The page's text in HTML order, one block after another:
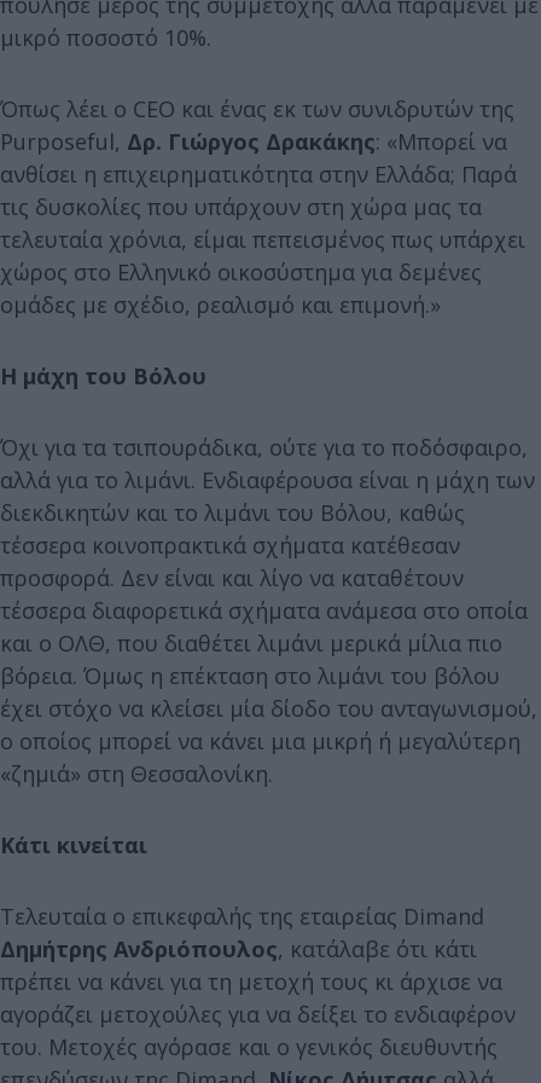
μικρό ποσοστό 10%.
Όπως λέει ο CEO και ένας εκ των συνιδρυτών της
Purposeful, Δρ. Γιώργος Δρακάκης: «Μπορεί να
ανθίσει η επιχειρηματικότητα στην Ελλάδα; Παρά
τις δυσκολίες που υπάρχουν στη χώρα μας τα
τελευταία χρόνια, είμαι πεπεισμένος πως υπάρχει
χώρος στο Ελληνικό οικοσύστημα για δεμένες
ομάδες με σχέδιο, ρεαλισμό και επιμονή.»
Η μάχη του Βόλου
Όχι για τα τσιπουράδικα, ούτε για το ποδόσφαιρο,
αλλά για το λιμάνι. Ενδιαφέρουσα είναι η μάχη των
διεκδικητών και το λιμάνι του Βόλου, καθώς
τέσσερα κοινοπρακτικά σχήματα κατέθεσαν
προσφορά. Δεν είναι και λίγο να καταθέτουν
τέσσερα διαφορετικά σχήματα ανάμεσα στο οποία
και ο ΟΛΘ, που διαθέτει λιμάνι μερικά μίλια πιο
βόρεια. Όμως η επέκταση στο λιμάνι του βόλου
έχει στόχο να κλείσει μία δίοδο του ανταγωνισμού,
ο οποίος μπορεί να κάνει μια μικρή ή μεγαλύτερη
«ζημιά» στη Θεσσαλονίκη.
Κάτι κινείται
Τελευταία ο επικεφαλής της εταιρείας Dimand
Δημήτρης Ανδριόπουλος, κατάλαβε ότι κάτι
πρέπει να κάνει για τη μετοχή τους κι άρχισε να
αγοράζει μετοχούλες για να δείξει το ενδιαφέρον
του. Μετοχές αγόρασε και ο γενικός διευθυντής